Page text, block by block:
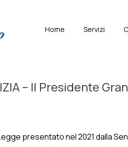
Menù
Home Servizi
– Il Presidente
presentato nel 2021 dalla